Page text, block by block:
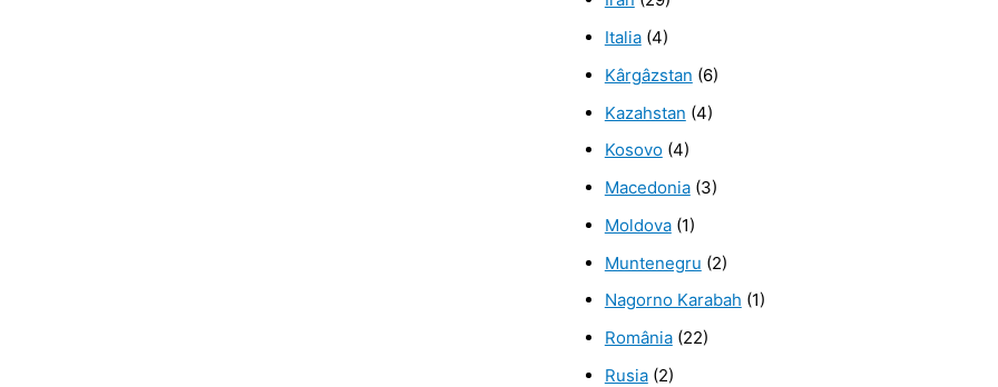
Italia(4)
Kârgâzstan (6)
Kazahstan (4)
Kosovo(4)
Macedonia(3)
Moldova(1)
Muntenegru (2)
Nagorno Karabah (1)
România(22)
Rusia(2)